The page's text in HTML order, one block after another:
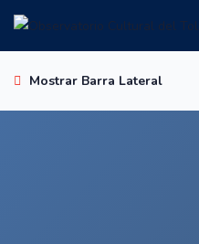
Mostrar Barra Lateral